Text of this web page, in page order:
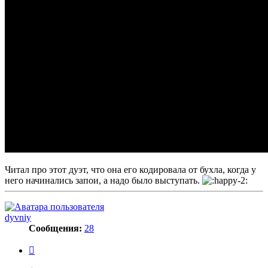
Читал про этот дуэт, что она его кодировала от бухла, когда у
него начинались запои, а надо было выступать.
dyvniy
Сообщения: 28